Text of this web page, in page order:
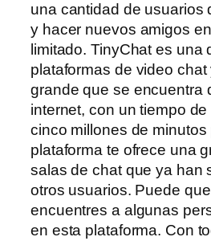
una cantidad de usuarios
y hacer nuevos amigos
limitado. TinyChat es una
plataformas de video
grande que se encuentra
internet, con un tiempo de
cinco millones de
plataforma te ofrece una
salas de chat que ya han
otros usuarios. Puede
encuentres a algunas
en esta plataforma. Con